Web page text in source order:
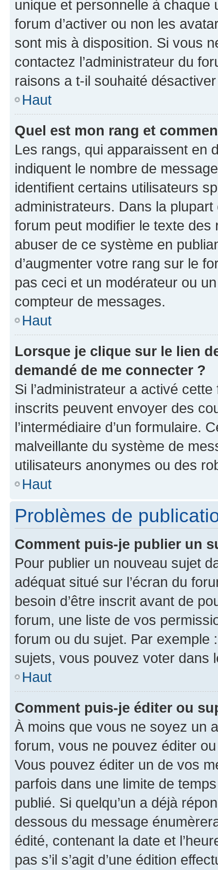
unique et personnelle à chaque
forum d’activer ou non les
sont mis à disposition. Si vous
contactez l’administrateur du
raisons a t-il souhaité
Haut
Quel est mon rang et
Les rangs, qui apparaissent en
indiquent le nombre de
identifient certains utilisateurs
administrateurs. Dans la
forum peut modifier le texte
abuser de ce système en
d’augmenter votre rang sur le
pas ceci et un modérateur ou
compteur de messages.
Haut
Lorsque je clique sur le lien
demandé de me connecter ?
Si l’administrateur a activé
inscrits peuvent envoyer des
l’intermédiaire d’un formulaire.
malveillante du système de
utilisateurs anonymes ou des
Haut
Problèmes de
Comment puis-je publier un
Pour publier un nouveau sujet
adéquat situé sur l’écran du
besoin d’être inscrit avant de
forum, une liste de vos
forum ou du sujet. Par exemple
sujets, vous pouvez voter dans
Haut
Comment puis-je éditer ou
À moins que vous ne soyez un
forum, vous ne pouvez éditer
Vous pouvez éditer un de vos
parfois dans une limite de
publié. Si quelqu’un a déjà
dessous du message
édité, contenant la date et
pas s’il s’agit d’une édition